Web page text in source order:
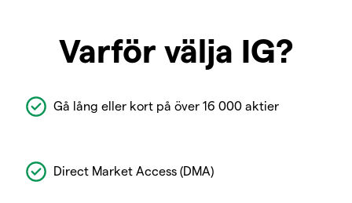
Varför välja IG?
Gå lång eller kort på över 16 000 aktier
Direct Market Access (DMA)